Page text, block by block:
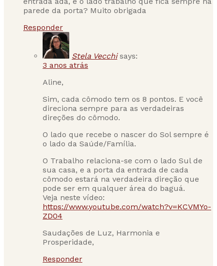
parede da porta? Muito obrigada
Responder
Stela Vecchi says:
3 anos atrás
Aline,
Sim, cada cômodo tem os 8 pontos. E você
direciona sempre para as verdadeiras
direções do cômodo.
O lado que recebe o nascer do Sol sempre é
o lado da Saúde/Família.
O Trabalho relaciona-se com o lado Sul de
sua casa, e a porta da entrada de cada
cômodo estará na verdadeira direção que
pode ser em qualquer área do baguá.
Veja neste vídeo:
https://www.youtube.com/watch?v=KCVMYo-
ZD04
Saudações de Luz, Harmonia e
Prosperidade,
Responder